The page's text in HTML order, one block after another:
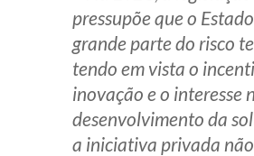
pressupõe que o
grande parte do risco
tendo em vista o
inovação e o interesse
desenvolvimento da
a iniciativa privada